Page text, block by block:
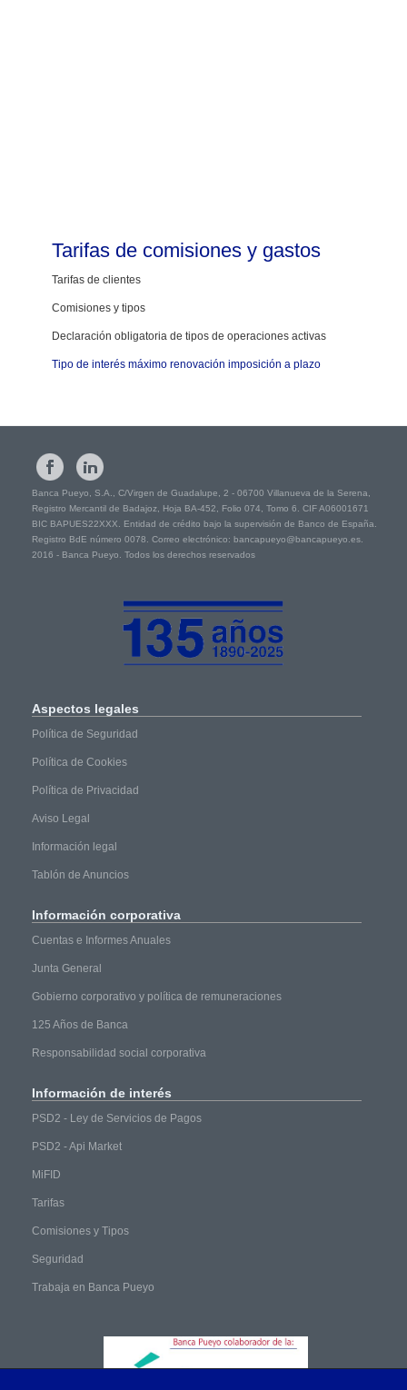
Tarifas de comisiones y gastos
Tarifas de clientes
Comisiones y tipos
Declaración obligatoria de tipos de operaciones activas
Tipo de interés máximo renovación imposición a plazo
Banca Pueyo, S.A., C/Virgen de Guadalupe, 2 - 06700 Villanueva de la Serena,
Registro Mercantil de Badajoz, Hoja BA-452, Folio 074, Tomo 6. CIF A06001671
BIC BAPUES22XXX. Entidad de crédito bajo la supervisión de Banco de España.
Registro BdE número 0078. Correo electrónico: bancapueyo@bancapueyo.es.
2016 - Banca Pueyo. Todos los derechos reservados
Aspectos legales
Política de Seguridad
Política de Cookies
Política de Privacidad
Aviso Legal
Información legal
Tablón de Anuncios
Información corporativa
Cuentas e Informes Anuales
Junta General
Gobierno corporativo y política de remuneraciones
125 Años de Banca
Responsabilidad social corporativa
Información de interés
PSD2 - Ley de Servicios de Pagos
PSD2 - Api Market
MiFID
Tarifas
Comisiones y Tipos
Seguridad
Trabaja en Banca Pueyo